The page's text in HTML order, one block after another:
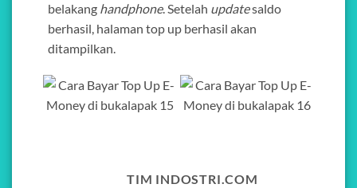
belakang handphone. Setelah updatesaldo
berhasil, halaman top up berhasil akan
ditampilkan.
TIM INDOSTRI.COM